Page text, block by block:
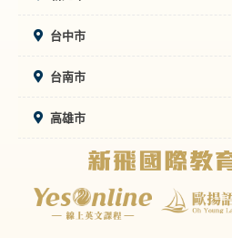
台中市
台南市
高雄市